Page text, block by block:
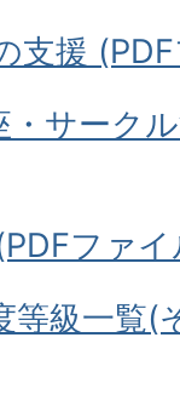
支援
・サーク
ファ
等級一覧(